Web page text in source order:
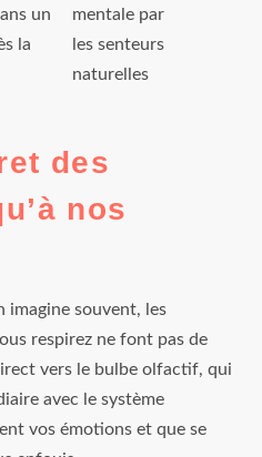
un
la
mentale par
les senteurs
naturelles
des
nos
imagine souvent, les
respirez ne font pas de
vers le bulbe olfactif, qui
avec le système
vos émotions et que se